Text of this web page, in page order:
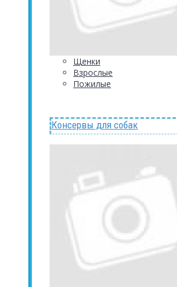
Щенки
Взрослые
Пожилые
Консервы для собак